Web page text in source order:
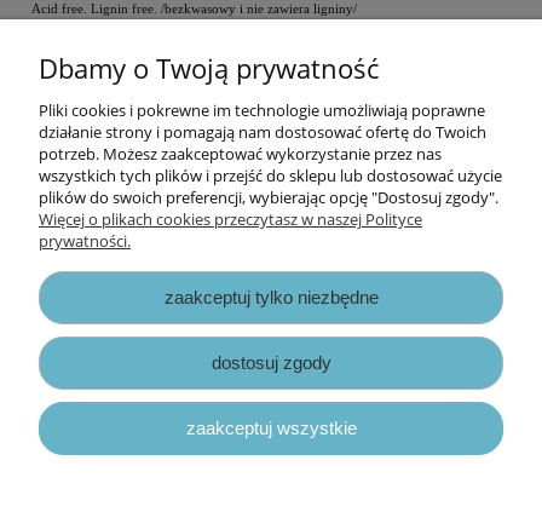
Acid free. Lignin free. /bezkwasowy i nie zawiera ligniny/
Cena za 1 arkusz.
Informacje
Opłaty i koszty dostawy
Zapisy prawne
Dbamy o Twoją prywatność
Pliki cookies i pokrewne im technologie umożliwiają poprawne
działanie strony i pomagają nam dostosować ofertę do Twoich
potrzeb. Możesz zaakceptować wykorzystanie przez nas
wszystkich tych plików i przejść do sklepu lub dostosować użycie
plików do swoich preferencji, wybierając opcję "Dostosuj zgody".
Więcej o plikach cookies przeczytasz w naszej Polityce
prywatności.
zaakceptuj tylko niezbędne
dostosuj zgody
zaakceptuj wszystkie